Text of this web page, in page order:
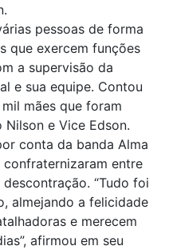
pessoas de forma
que exercem funções
a supervisão da
e sua equipe. Contou
mães que foram
e Vice Edson.
conta da banda Alma
confraternizaram entre
“Tudo foi
almejando a felicidade
e merecem
afirmou em seu